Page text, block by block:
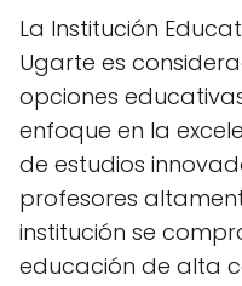
La Institución
Ugarte es
opciones
enfoque en la
de estudios
profesores
institución se
educación de alta